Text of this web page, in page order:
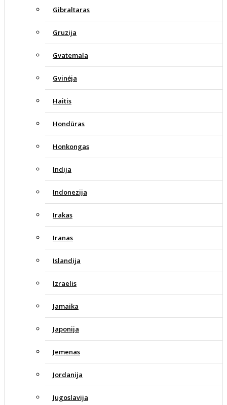
Gibraltaras
Gruzija
Gvatemala
Gvinėja
Haitis
Hondūras
Honkongas
Indija
Indonezija
Irakas
Iranas
Islandija
Izraelis
Jamaika
Japonija
Jemenas
Jordanija
Jugoslavija